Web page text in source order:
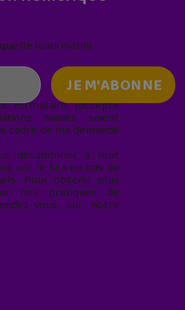
(le lundi matin)
formulaire, j’accepte
saisies soient
cadre de ma demande
désabonner à tout
sur le lien en bas de
Pour obtenir plus
nos pratiques de
vous sur notre